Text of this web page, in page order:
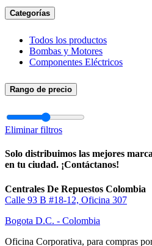
Categorías
Todos los productos
Bombas y Motores
Componentes Eléctricos
Rango de precio
Eliminar filtros
Solo distribuimos las mejores
en tu ciudad. ¡Contáctanos!
Centrales De Repuestos Colombia
Calle 93 B #18-12, Oficina 307
Bogota D.C. - Colombia
Oficina Corporativa, para compras